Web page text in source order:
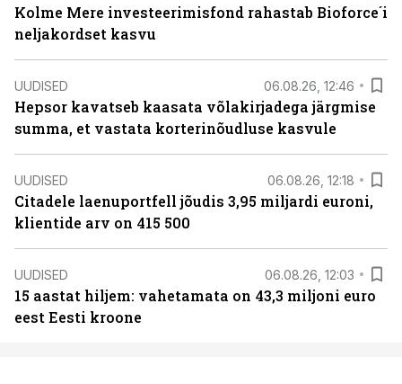
Kolme Mere investeerimisfond rahastab Bioforce´i
neljakordset kasvu
UUDISED 06.08.26, 12:46
Hepsor kavatseb kaasata võlakirjadega järgmise
summa, et vastata korterinõudluse kasvule
UUDISED 06.08.26, 12:18
Citadele laenuportfell jõudis 3,95 miljardi euroni,
klientide arv on 415 500
UUDISED 06.08.26, 12:03
15 aastat hiljem: vahetamata on 43,3 miljoni euro
eest Eesti kroone